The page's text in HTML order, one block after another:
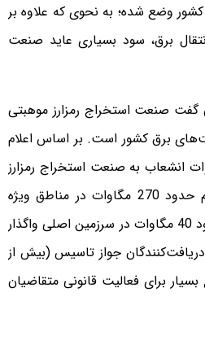
وضع شده؛ به نحوی که علاوه بر
برق، سود بسیاری عاید صنعت
صنعت استخراج رمزارز موهبتی
برق کشور است. بر اساس اعلام
تاکنون 310 مگاوات انشعاب به صنعت استخراج رمزارز
واگذار شده است. از این رقم حدود 270 مگاوات در مناطق ویژه
اقتصادی و آزاد تجاری و حدود 40 مگاوات در سرزمین اصلی واگذار
دریافت‌کنندگان جواز تاسیس (بیش از
بسیار برای فعالیت قانونی متقاضیان